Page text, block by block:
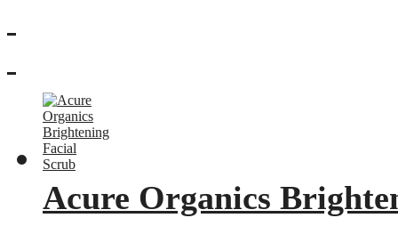
Acure Organics